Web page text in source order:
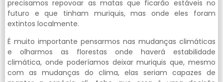
precisamos repovoar as matas que ficarão estáveis no
futuro e que tinham muriquis, mas onde eles foram
extintos localmente.
É muito importante pensarmos nas mudanças climáticas
e olharmos as florestas onde haverá estabilidade
climática, onde poderíamos deixar muriquis que, mesmo
com as mudanças do clima, elas seriam capazes de